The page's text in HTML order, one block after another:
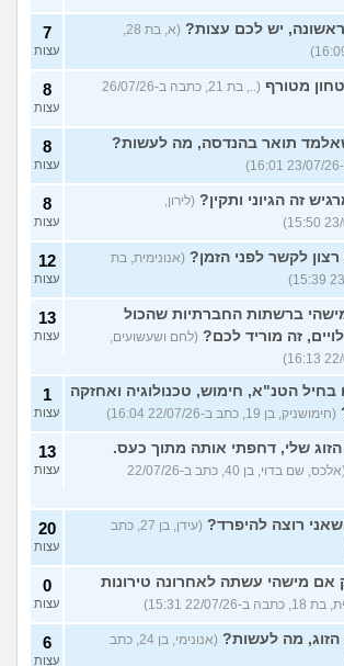
יש לכם עצות?
(א, בת 28,
7
עצות
מטורף
(.., בת 21, כתבה ב-26/07/26
8
עצות
תואר בהנדסה, מה לעשות? 8
עצות
זה הגיוני ותקין? (לירון,
8
עצות
לקשר לפני הזמן? (אנונימית, בת
12
עצות
ברשתות החברתיות שהכול
זה מוריד לכם? (לחם ושעשועים,
13
עצות
הטנ"א, חימוש, טכנולוגיה ואחזקה
(חימושניק, בן 19, כתב ב-22/07/26 16:04)
1
עצות
שלי, דחפתי אותה מתוך כעס.
(אלכס, שם בדוי, בן 40, כתב ב-22/07/26
13
עצות
רוצה להיפרד?
(עידן, בן 27, כתב
20
עצות
אם מישהי עשתה לאחרונה טירונות
22/07/26 15:31)
0
עצות
הזוג, מה לעשות?
(אנונימי, בן 24, כתב
6
עצות